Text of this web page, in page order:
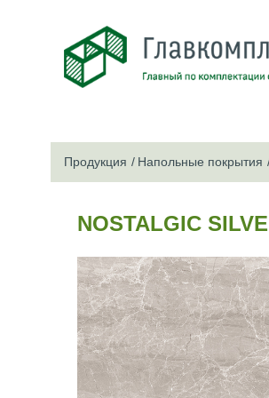
Продукция Напольные покрытия
NOSTALGIC